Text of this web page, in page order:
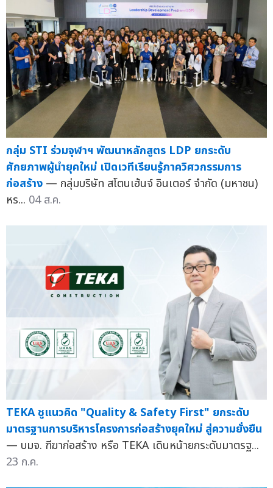
กลุ่ม STI ร่วมจุฬาฯ พัฒนาหลักสูตร LDP ยกระดับ
ศักยภาพผู้นำยุคใหม่ เปิดเวทีเรียนรู้ภาควิศวกรรมการ
ก่อสร้าง — กลุ่มบริษัท สโตนเฮ้นจ์ อินเตอร์ จำกัด (มหาชน)
หร... 04 ส.ค.
TEKA ชูแนวคิด "Quality & Safety First" ยกระดับ
มาตรฐานการบริหารโครงการก่อสร้างยุคใหม่ สู่ความยั่งยืน
— บมจ. ฑีฆาก่อสร้าง หรือ TEKA เดินหน้ายกระดับมาตรฐ...
23 ก.ค.